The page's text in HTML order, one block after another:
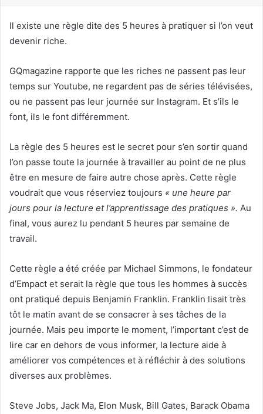
e
Il existe une règle dite des 5 heures à pratiquer si l’on veut
devenir riche.
GQmagazine rapporte que les riches ne passent pas leur
temps sur Youtube, ne regardent pas de séries télévisées,
ou ne passent pas leur journée sur Instagram. Et s’ils le
font, ils le font différemment.
La règle des 5 heures est le secret pour s’en sortir quand
l’on passe toute la journée à travailler au point de ne plus
être en mesure de faire autre chose après. Cette règle
voudrait que vous réserviez toujours « une heure par
jours pour la lecture et l’apprentissage des pratiques ». Au
final, vous aurez lu pendant 5 heures par semaine de
travail.
Cette règle a été créée par Michael Simmons, le fondateur
d’Empact et serait la règle que tous les hommes à succès
ont pratiqué depuis Benjamin Franklin. Franklin lisait très
tôt le matin avant de se consacrer à ses tâches de la
journée. Mais peu importe le moment, l’important c’est de
lire car en dehors de vous informer, la lecture aide à
améliorer vos compétences et à réfléchir à des solutions
diverses aux problèmes.
Steve Jobs, Jack Ma, Elon Musk, Bill Gates, Barack Obama